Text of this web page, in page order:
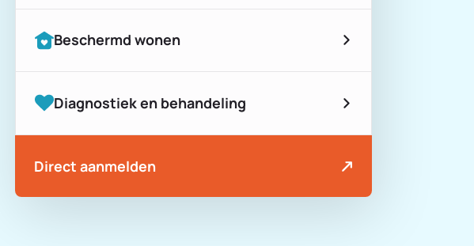
Beschermd wonen
Diagnostiek en behandeling
Direct aanmelden